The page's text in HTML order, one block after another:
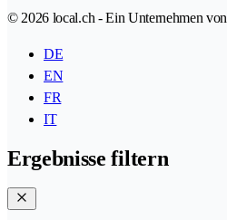
© 2026 local.ch - Ein Unternehmen von
DE
EN
FR
IT
Ergebnisse filtern